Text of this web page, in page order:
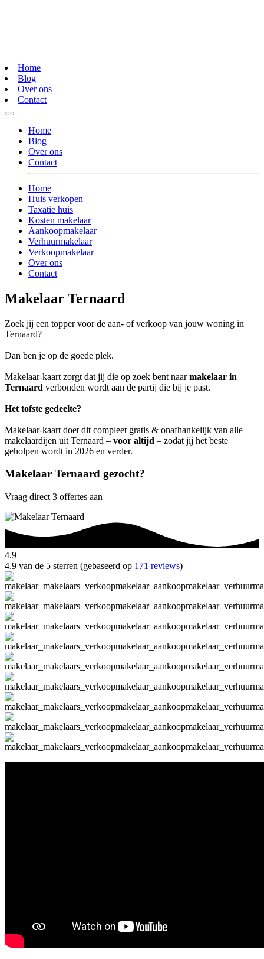
Home
Blog
Over ons
Contact
Home
Blog
Over ons
Contact
Home
Huis verkopen
Taxatie huis
Kosten makelaar
Aankoopmakelaar
Verhuurmakelaar
Verkoopmakelaar
Over ons
Contact
Makelaar Ternaard
Zoek jij een topper voor de aan- of verkoop van jouw woning in
Ternaard?
Dan ben je op de goede plek.
Makelaar-kaart zorgt dat jij die op zoek bent naarmakelaar in
Ternaard verbonden wordt aan de partij die bij je past.
Het tofste gedeelte?
Makelaar-kaart doet dit compleet gratis & onafhankelijk van alle
makelaardijen uit Ternaard – voor altijd – zodat jij het beste
geholpen wordt in 2026 en verder.
Makelaar Ternaard gezocht?
Vraag direct 3 offertes aan
4.9
4.9 van de 5 sterren (gebaseerd op 171 reviews)